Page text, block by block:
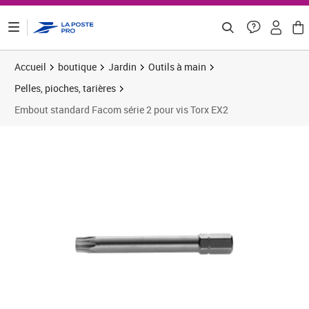
Accueil boutique Jardin
Outils à main
Pelles, pioches, tarières
Embout standard Facom série 2 pour vis Torx EX2